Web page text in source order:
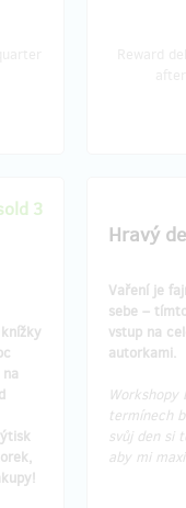
3
Hravý
Vaření je
sebe –
vstup na
autorkami.
termínech
svůj den si
aby mi